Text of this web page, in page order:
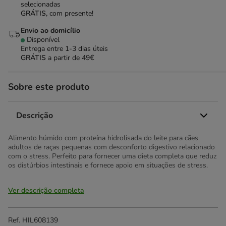
selecionadas
GRÁTIS, com presente!
Envio ao domicílio
Disponível
Entrega entre 1-3 dias úteis
GRÁTIS a partir de 49€
Sobre este produto
Descrição
Alimento húmido com proteína hidrolisada do leite para cães
adultos de raças pequenas com desconforto digestivo relacionado
com o stress. Perfeito para fornecer uma dieta completa que reduz
os distúrbios intestinais e fornece apoio em situações de stress.
Ver descrição completa
Ref. HIL608139